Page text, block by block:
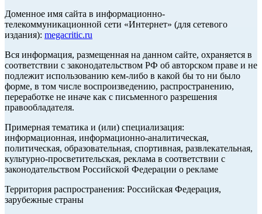
Доменное имя сайта в информационно-
телекоммуникационной сети «Интернет» (для сетевого
издания): megacritic.ru
Вся информация, размещенная на данном сайте, охраняется в
соответствии с законодательством РФ об авторском праве и не
подлежит использованию кем-либо в какой бы то ни было
форме, в том числе воспроизведению, распространению,
переработке не иначе как с письменного разрешения
правообладателя.
Примерная тематика и (или) специализация:
информационная, информационно-аналитическая,
политическая, образовательная, спортивная, развлекательная,
культурно-просветительская, реклама в соответствии с
законодательством Российской Федерации о рекламе
Территория распространения: Российская Федерация,
зарубежные страны